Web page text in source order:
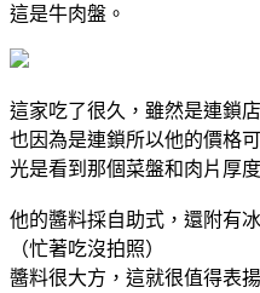
這是牛肉盤。
這家吃了很久，雖然是連鎖
也因為是連鎖所以他的價格
光是看到那個菜盤和肉片厚
他的醬料採自助式，還附有
（忙著吃沒拍照）
醬料很大方，這就很值得表